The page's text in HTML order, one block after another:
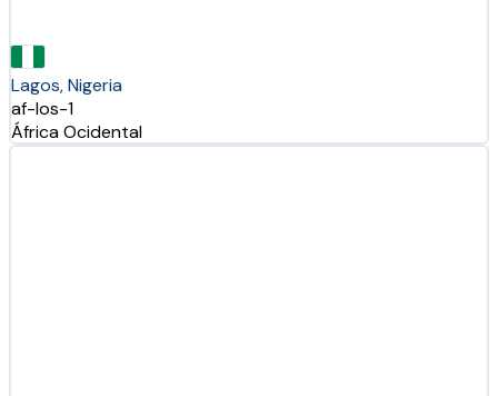
Lagos, Nigeria
af-los-1
África Ocidental